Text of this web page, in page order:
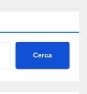
Cerca